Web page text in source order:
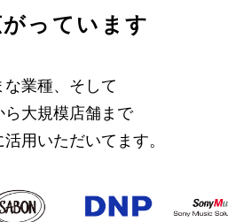
っています
な業種、そして
ら大規模店舗まで
用いただいてます。